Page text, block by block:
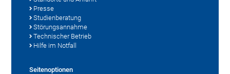
Presse
Studienberatung
Störungsannahme
Technischer Betrieb
Hilfe im Notfall
Seitenoptionen